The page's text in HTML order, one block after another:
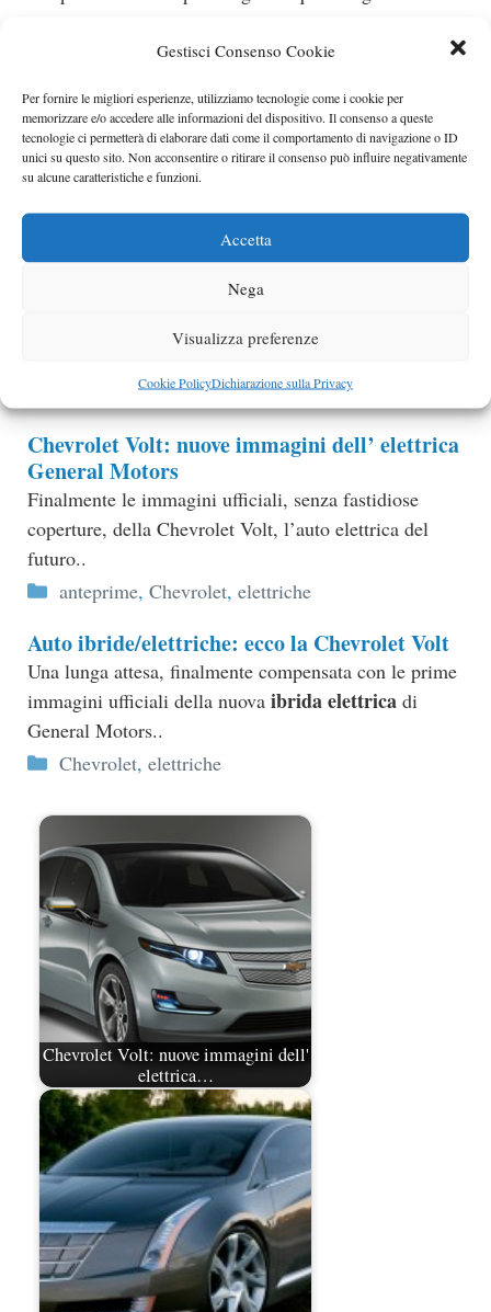
Gestisci Consenso Cookie
Per fornire le migliori esperienze, utilizziamo tecnologie come i cookie per
memorizzare e/o accedere alle informazioni del dispositivo. Il consenso a queste
tecnologie ci permetterà di elaborare dati come il comportamento di navigazione o ID
unici su questo sito. Non acconsentire o ritirare il consenso può influire negativamente
su alcune caratteristiche e funzioni.
Accetta
Nega
Visualizza preferenze
Cookie PolicyDichiarazione sulla Privacy
Salone di Ginevra
La nuova Opel verrà mossa da sistema ibrido elettrico
plug-in Voltec, lo stesso che abbiamo nei..
Categorie
Chevrolet Volt: l’elettrica di gm si mostra in
video
Sono da poco uscite le prime foto ufficiali senza
coperture di sorta dell’auto elettrica del futuro che
,elettriche
Chevrolet Volt: nuove immagini dell’ elettrica
General Motors
Finalmente le immagini ufficiali, senza fastidiose
coperture, della Chevrolet Volt, l’auto elettrica del
futuro..
Categorie
anteprime, Chevrolet, elettriche
Auto ibride/elettriche: ecco la Chevrolet Volt
Una lunga attesa, finalmente compensata con le prime
immagini ufficiali della nuova ibrida elettrica di
General Motors..
Categorie
Chevrolet, elettriche
Chevrolet Volt: nuove immagini dell'
elettrica…